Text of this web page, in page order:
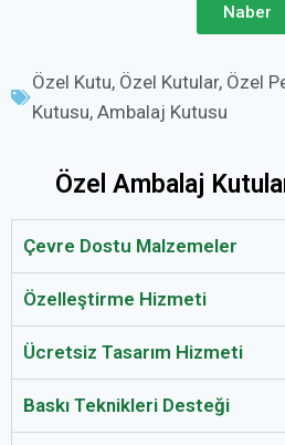
Naber
Özel Kutu, Özel Kutular, Özel
Kutusu, Ambalaj Kutusu
Özel Ambalaj
Çevre Dostu Malzemeler
Özelleştirme Hizmeti
Ücretsiz Tasarım Hizmeti
Baskı Teknikleri Desteği